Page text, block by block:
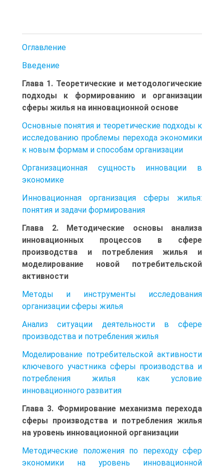
Оглавление
Введение
Глава 1. Теоретические и методологические
подходы к формированию и ор­ганизации
сферы жилья на инновационной основе
Основные понятия и теоретические подходы к
исследованию про­блемы перехода экономики
к новым формам и способам организации
Организационная сущность инновации в
экономике
Инновационная организация сферы жилья:
понятия и задачи фор­мирования
Глава 2. Методические основы анализа
инновационных процессов в сфере
производства и потребления жилья и
моделирование новой потребительской
активности
Методы и инструменты исследования
организации сферы жилья
Анализ ситуации деятельности в сфере
производства и потребле­ния жилья
Моделирование потребительской активности
ключевого участ­ника сферы производства и
потребления жилья как условие
инновационного развития
Глава 3. Формирование механизма перехода
сферы производства и потреб­ления жилья
на уровень инновационной организации
Методические положения по переходу сфер
экономики на уровень инновационной